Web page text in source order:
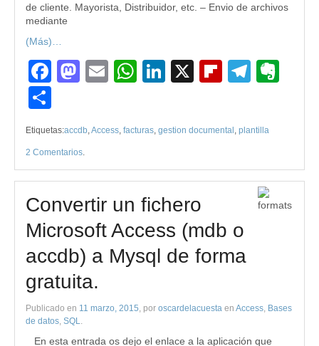
de cliente. Mayorista, Distribuidor, etc. – Envio de archivos
mediante
(Más)…
Facebook
Mastodon
EmailWhatsApp
LinkedIn
X Flipboard
Etiquetas:accdb,Access, facturas, gestion documental , plantilla
2 Comentarios.
Convertir un fichero
Microsoft Access (mdb o
accdb) a Mysql de forma
gratuita.
Publicado en 11 marzo, 2015, por oscardelacuesta en Access, Bases
de datos, SQL.
En esta entrada os dejo el enlace a la aplicación que